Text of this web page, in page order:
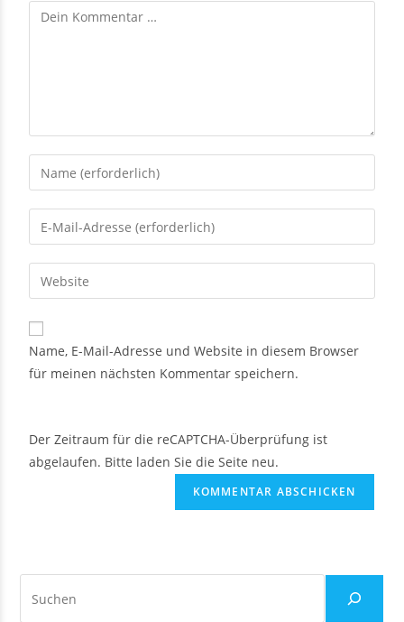
Name, E-Mail-Adresse und Website in diesem Browser
für meinen nächsten Kommentar speichern.
Der Zeitraum für die reCAPTCHA-Überprüfung ist
abgelaufen. Bitte laden Sie die Seite neu.